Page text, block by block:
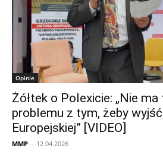
Opinie
Żółtek o Polexicie: „Nie
problemu z tym, żeby wyjść
Europejskiej” [VIDEO]
MMP - 12.04.2026